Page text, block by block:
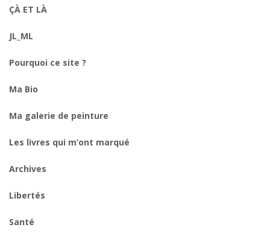
ÇÀ ET LÀ
JL_ML
Pourquoi ce site ?
Ma Bio
Ma galerie de peinture
Les livres qui m’ont marqué
Archives
Libertés
Santé